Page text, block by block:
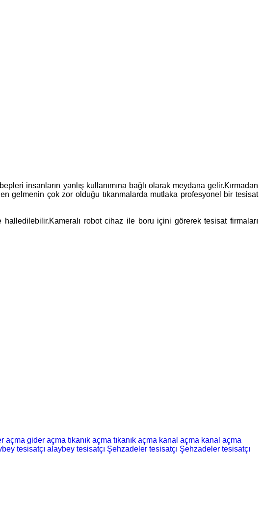
insanların yanlış kullanımına bağlı olarak meydana gelir.Kırmadan
gelmenin çok zor olduğu tıkanmalarda mutlaka profesyonel bir tesisat
halledilebilir.Kameralı robot cihaz ile boru içini görerek tesisat firmaları
açma gider açma tıkanık açma tıkanık açma kanal açma kanal açma
tesisatçı alaybey tesisatçı Şehzadeler tesisatçı Şehzadeler tesisatçı